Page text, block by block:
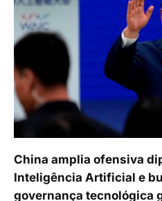
China amplia ofensiva
Inteligência Artificial e
governança tecnológica